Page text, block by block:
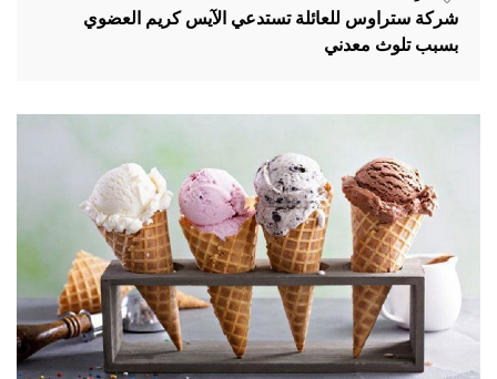
شركة ستراوس للعائلة تستدعي الآيس كريم العضوي
بسبب تلوث معدني